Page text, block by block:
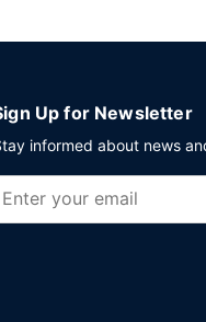
Up for Newsletter
informed about news